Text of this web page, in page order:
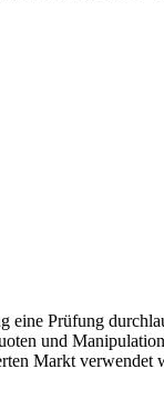
Prüfung
und
Markt